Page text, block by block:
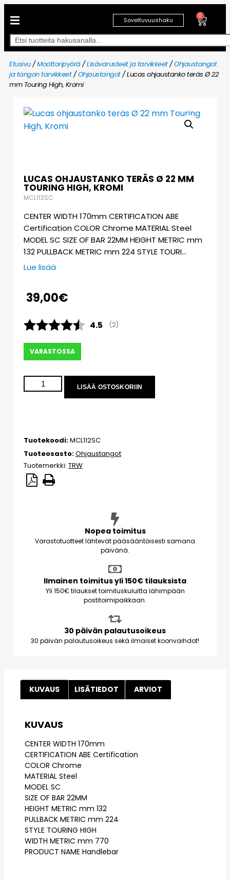
Soveltuvuushaku
0
Etusivu/Moottoripyörä/Lisävarusteet ja tarvikkeet/Ohjaustangot
ja tangon tarvikkeet/Ohjaustangot/ Lucas ohjaustanko teräs Ø 22
mm Touring High, Kromi
LUCAS OHJAUSTANKO TERÄS Ø 22 MM
TOURING HIGH, KROMI
MCL112SC
CENTER WIDTH 170mm CERTIFICATION ABE
Certification COLOR Chrome MATERIAL Steel
MODEL SC SIZE OF BAR 22MM HEIGHT METRIC mm
132 PULLBACK METRIC mm 224 STYLE TOURI…
Lue lisää
39,00€
Keskimääräinen luokitus:
4.5 (äänet:
2)
VARASTOSSA
LISÄÄ OSTOSKORIIN
Tuotekoodi:MCL112SC
Tuoteosasto:Ohjaustangot
Tuotemerkki: TRW
Nopea toimitus
Varastotuotteet lähtevät pääsääntöisesti samana
päivänä.
Ilmainen toimitus yli 150€ tilauksista
Yli 150€ tilaukset toimituskuluitta lähimpään
postitoimipaikkaan.
30 päivän palautusoikeus
30 päivän palautusoikeus sekä ilmaiset koonvaihdot!
KUVAUS LISÄTIEDOT ARVIOT
KUVAUS
CENTER WIDTH 170mm
CERTIFICATION ABE Certification
COLOR Chrome
MATERIAL Steel
MODEL SC
SIZE OF BAR 22MM
HEIGHT METRIC mm 132
PULLBACK METRIC mm 224
STYLE TOURING HIGH
WIDTH METRIC mm 770
PRODUCT NAME Handlebar